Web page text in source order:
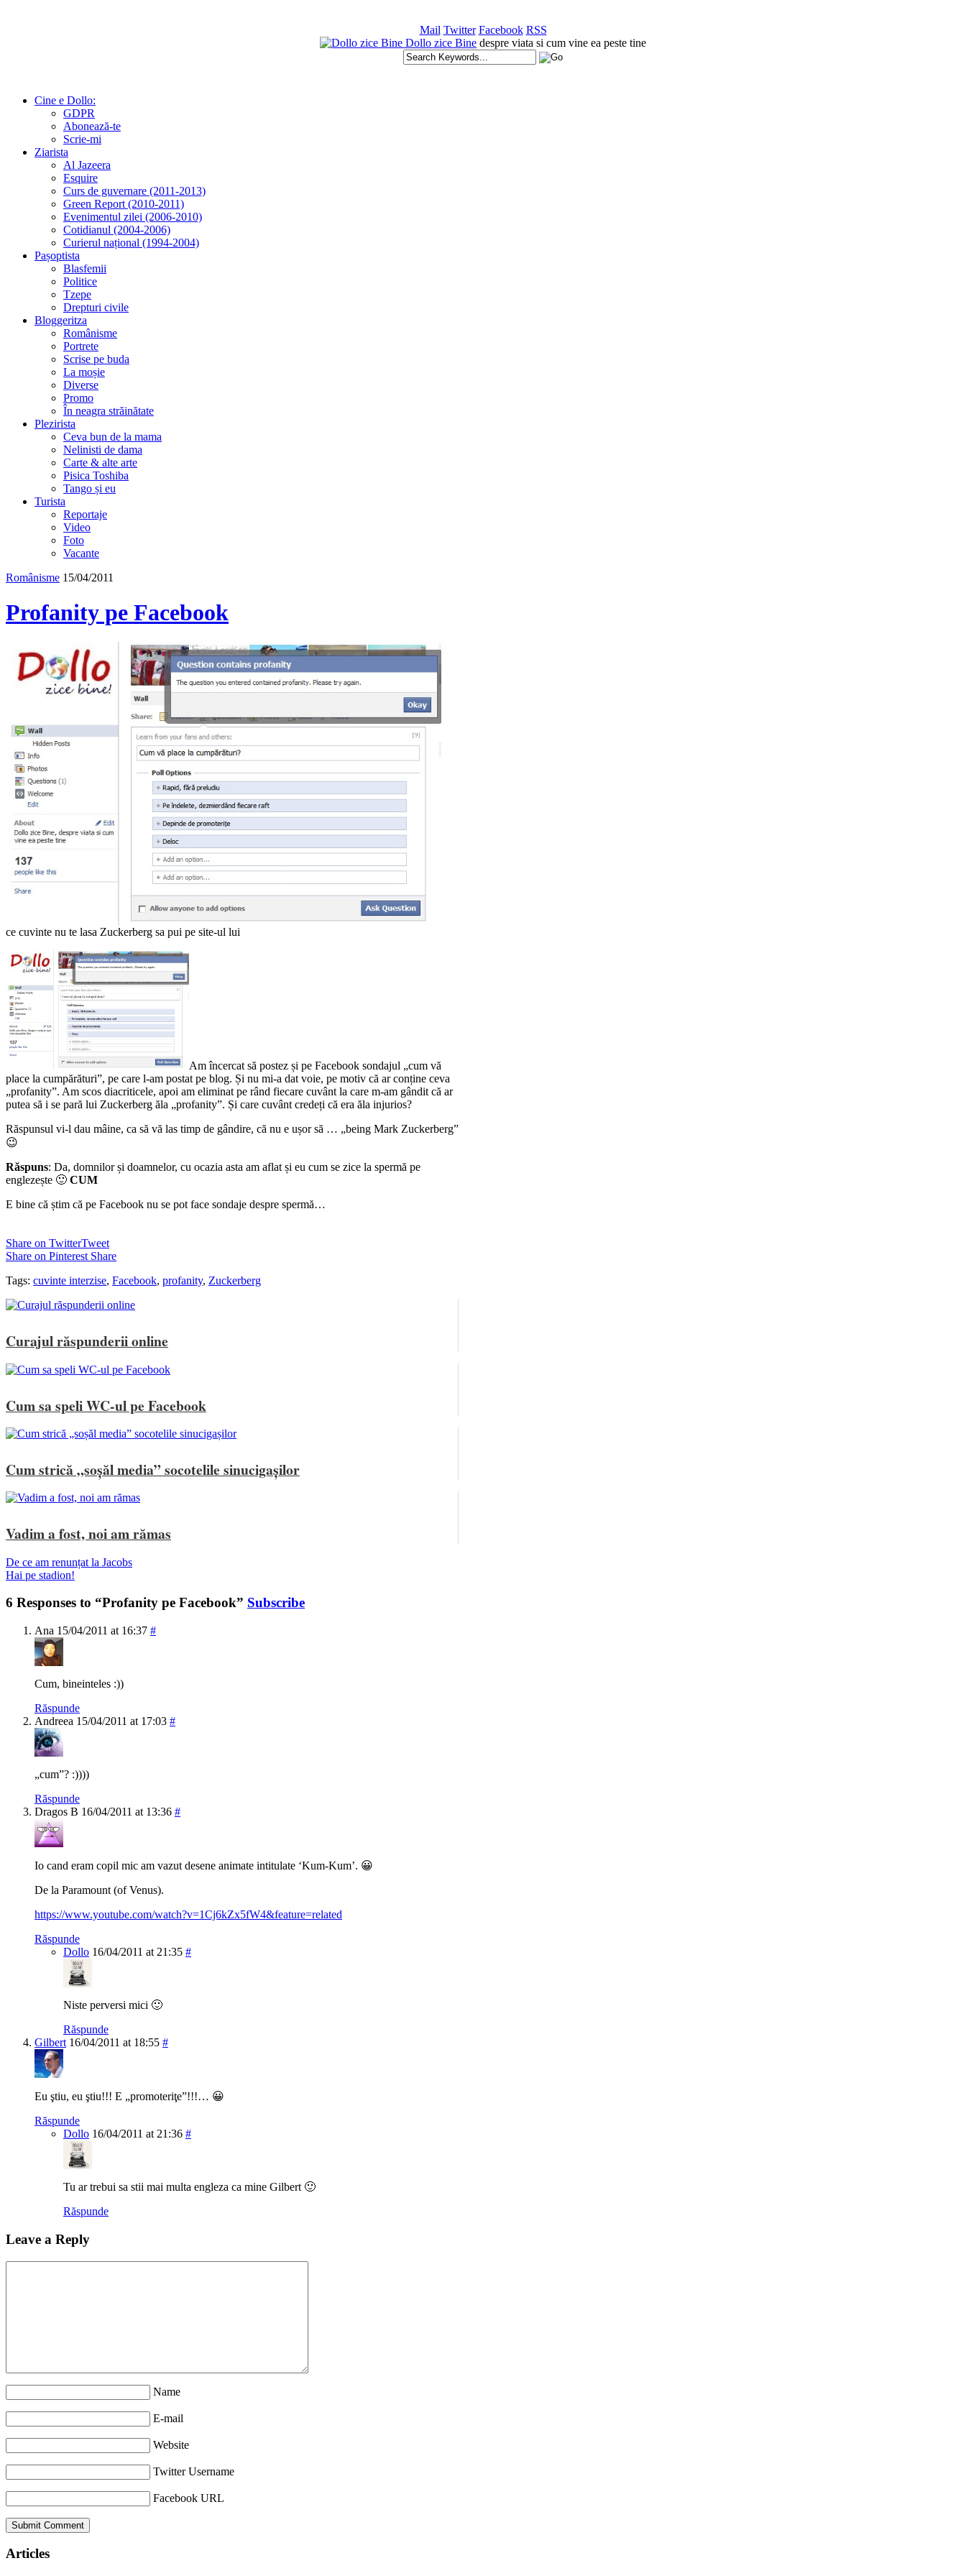
Mail Twitter Facebook RSS
Dollo zice Bine despre viata si cum vine ea peste tine
Cine e Dollo:
GDPR
Abonează-te
Scrie-mi
Ziarista
Al Jazeera
Esquire
Curs de guvernare (2011-2013)
Green Report (2010-2011)
Evenimentul zilei (2006-2010)
Cotidianul (2004-2006)
Curierul național (1994-2004)
Pașoptista
Blasfemii
Politice
Tzepe
Drepturi civile
Bloggeritza
Românisme
Portrete
Scrise pe buda
La moșie
Diverse
Promo
În neagra străinătate
Plezirista
Ceva bun de la mama
Nelinisti de dama
Carte & alte arte
Pisica Toshiba
Tango și eu
Turista
Reportaje
Video
Foto
Vacante
Românisme 15/04/2011
Profanity pe Facebook
ce cuvinte nu te lasa Zuckerberg sa pui pe site-ul lui
Am încercat să postez și pe Facebook sondajul „cum vă
place la cumpărături”, pe care l-am postat pe blog. Și nu mi-a dat voie, pe motiv că ar conține ceva
„profanity”. Am scos diacriticele, apoi am eliminat pe rând fiecare cuvânt la care m-am gândit că ar
putea să i se pară lui Zuckerberg ăla „profanity”. Și care cuvânt credeți că era ăla injurios?
Răspunsul vi-l dau mâine, ca să vă las timp de gândire, că nu e ușor să … „being Mark Zuckerberg”
😉
Răspuns: Da, domnilor și doamnelor, cu ocazia asta am aflat și eu cum se zice la spermă pe
englezește 🙂 CUM
E bine că știm că pe Facebook nu se pot face sondaje despre spermă…
Share on TwitterTweet
Share on Pinterest Share
Tags: cuvinte interzise, Facebook, profanity, Zuckerberg
Curajul răspunderii online
Cum sa speli WC-ul pe Facebook
Cum strică „soșăl media” socotelile sinucigașilor
Vadim a fost, noi am rămas
De ce am renunțat la Jacobs
Hai pe stadion!
6 Responses to “Profanity pe Facebook” Subscribe
Ana 15/04/2011 at 16:37 #
Cum, bineinteles :))
Răspunde
Andreea 15/04/2011 at 17:03 #
„cum”? :))))
Răspunde
Dragos B 16/04/2011 at 13:36 #
Io cand eram copil mic am vazut desene animate intitulate ‘Kum-Kum’. 😀
De la Paramount (of Venus).
https://www.youtube.com/watch?v=1Cj6kZx5fW4&feature=related
Răspunde
Dollo 16/04/2011 at 21:35 #
Niste perversi mici 🙂
Răspunde
Gilbert 16/04/2011 at 18:55 #
Eu ştiu, eu ştiu!!! E „promoteriţe”!!!… 😀
Răspunde
Dollo 16/04/2011 at 21:36 #
Tu ar trebui sa stii mai multa engleza ca mine Gilbert 🙂
Răspunde
Leave a Reply
Name
E-mail
Website
Twitter Username
Facebook URL
Articles